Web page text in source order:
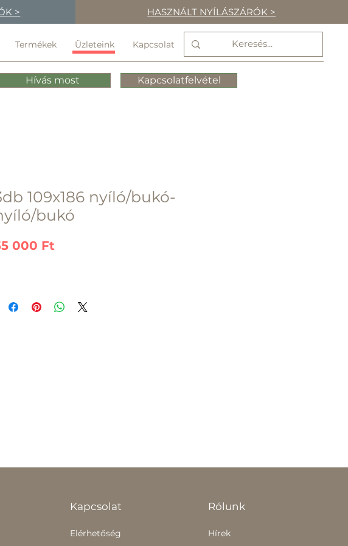
> HASZNÁLT NYÍLÁSZÁRÓK >
Termékek Üzleteink Kapcsolat
Hívás most Kapcsolatfelvétel
109x186 nyíló/bukó-
bukó
000 Ft
Kapcsolat
Elérhetőség
Rólunk
Hírek